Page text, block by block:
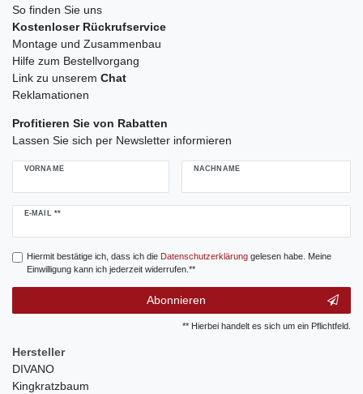
So finden Sie uns
Kostenloser Rückrufservice
Montage und Zusammenbau
Hilfe zum Bestellvorgang
Link zu unserem Chat
Reklamationen
Profitieren Sie von Rabatten
Lassen Sie sich per Newsletter informieren
VORNAME NACHNAME
E-MAIL **
Newsletter
Hiermit bestätige ich, dass ich die Daten­schutz­erklärunggelesen habe. Meine
Einwilligung kann ich jederzeit widerrufen.**
Abonnieren
** Hierbei handelt es sich um ein Pflichtfeld.
Hersteller
DIVANO
Kingkratzbaum